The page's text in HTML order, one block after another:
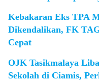
Kebakaran Eks TPA
Dikendalikan, FK
Cepat
OJK Tasikmalaya
Sekolah di Ciamis,